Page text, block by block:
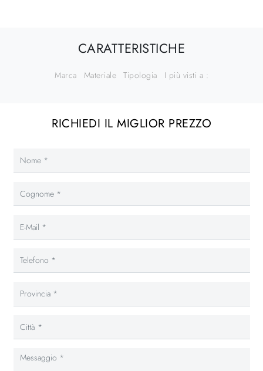
CARATTERISTICHE
Marca Materiale Tipologia I più visti a :
RICHIEDI IL MIGLIOR PREZZO